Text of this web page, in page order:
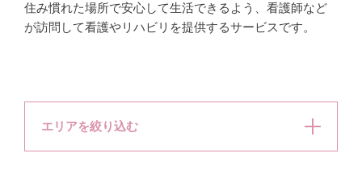
住み慣れた場所で安心して生活できるよう、看護師など
が訪問して看護やリハビリを提供するサービスです。
エリアを絞り込む